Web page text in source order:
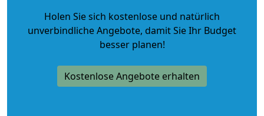
Holen Sie sich kostenlose und natürlich
unverbindliche Angebote, damit Sie Ihr Budget
besser planen!
Kostenlose Angebote erhalten